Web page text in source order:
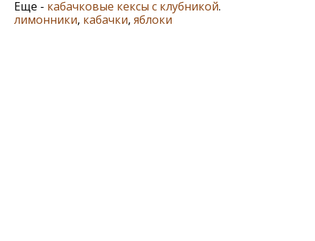
Еще - кабачковые кексы с клубникой.
лимонники, кабачки, яблоки